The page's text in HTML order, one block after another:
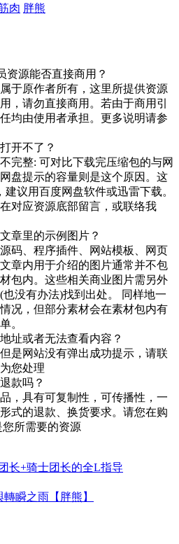
肉 胖熊
资源能否直接商用？
于原作者所有，这里所提供资源
，请勿直接商用。若由于商用引
均由使用者承担。更多说明请参
开不了？
完整: 可对比下载完压缩包的与网
盘提示的容量则是这个原因。这
建议用百度网盘软件或迅雷下载。
对应资源底部留言，或联络我
章里的示例图片？
码、程序插件、网站模板、网页
章内用于介绍的图片通常并不包
包内。这些相关商业图片需另外
没有办法)找到出处。 同样地一
况，但部分素材会在素材包内有
。
址或者无法查看内容？
是网站没有弹出成功提示，请联
您处理
款吗？
，具有可复制性，可传播性，一
式的退款、换货要求。请您在购
所需要的资源
长+骑士团长的全L指导
瞬之雨【胖熊】